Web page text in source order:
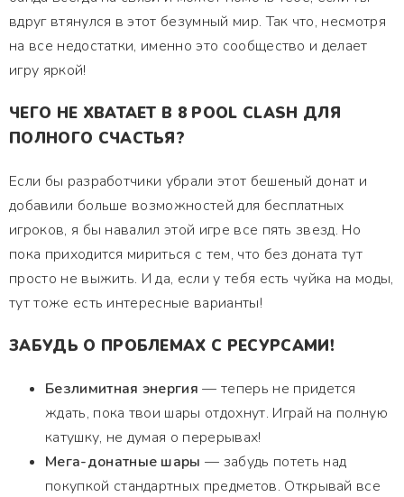
вдруг втянулся в этот безумный мир. Так что, несмотря
на все недостатки, именно это сообщество и делает
игру яркой!
ЧЕГО НЕ ХВАТАЕТ В 8 POOL CLASH ДЛЯ
ПОЛНОГО СЧАСТЬЯ?
Если бы разработчики убрали этот бешеный донат и
добавили больше возможностей для бесплатных
игроков, я бы навалил этой игре все пять звезд. Но
пока приходится мириться с тем, что без доната тут
просто не выжить. И да, если у тебя есть чуйка на моды,
тут тоже есть интересные варианты!
ЗАБУДЬ О ПРОБЛЕМАХ С РЕСУРСАМИ!
Безлимитная энергия — теперь не придется
ждать, пока твои шары отдохнут. Играй на полную
катушку, не думая о перерывах!
Мега-донатные шары — забудь потеть над
покупкой стандартных предметов. Открывай все